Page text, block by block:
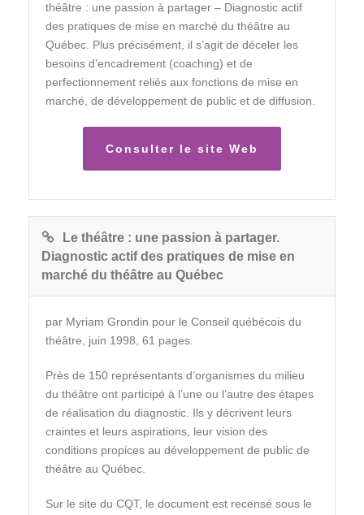
théâtre : une passion à partager – Diagnostic actif
des pratiques de mise en marché du théâtre au
Québec. Plus précisément, il s’agit de déceler les
besoins d’encadrement (coaching) et de
perfectionnement reliés aux fonctions de mise en
marché, de développement de public et de diffusion.
Consulter le site Web
Le théâtre : une passion à partager.
Diagnostic actif des pratiques de mise en
marché du théâtre au Québec
par Myriam Grondin pour le Conseil québécois du
théâtre, juin 1998, 61 pages.
Près de 150 représentants d’organismes du milieu
du théâtre ont participé à l’une ou l’autre des étapes
de réalisation du diagnostic. Ils y décrivent leurs
craintes et leurs aspirations, leur vision des
conditions propices au développement de public de
théâtre au Québec.
Sur le site du CQT, le document est recensé sous le